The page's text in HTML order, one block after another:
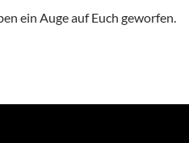
ein Auge auf Euch geworfen.